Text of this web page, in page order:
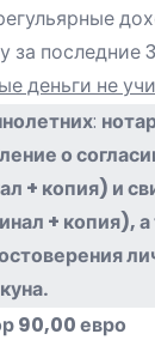
за последние 3
деньги не
:
о
+ копия) и
+ копия),
90,00 евро